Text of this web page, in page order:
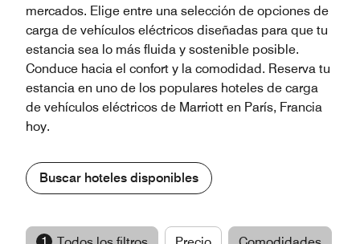
mercados. Elige entre una selección de opciones de
carga de vehículos eléctricos diseñadas para que tu
estancia sea lo más fluida y sostenible posible.
Conduce hacia el confort y la comodidad. Reserva tu
estancia en uno de los populares hoteles de carga
de vehículos eléctricos de Marriott en París, Francia
hoy.
Buscar hoteles disponibles